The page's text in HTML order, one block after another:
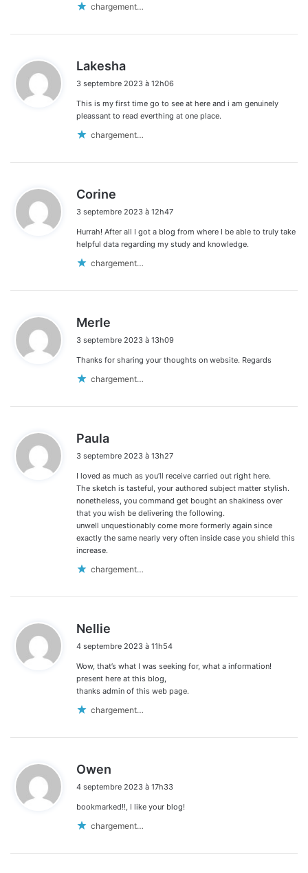
chargement…
Lakesha
t
:
3 septembre 2023 à 12h06
This is my first time go to see at here and i am genuinely
pleassant to read everthing at one place.
chargement…
Corine
t
:
3 septembre 2023 à 12h47
Hurrah! After all I got a blog from where I be able to truly take
helpful data regarding my study and knowledge.
chargement…
Merle
t
3 septembre 2023 à 13h09
Thanks for sharing your thoughts on website. Regards
chargement…
Paula
t
:
3 septembre 2023 à 13h27
I loved as much as you’ll receive carried out right here.
The sketch is tasteful, your authored subject matter stylish.
nonetheless, you command get bought an shakiness over
that you wish be delivering the following.
unwell unquestionably come more formerly again since
exactly the same nearly very often inside case you shield this
increase.
chargement…
Nellie
t
:
4 septembre 2023 à 11h54
Wow, that’s what I was seeking for, what a information!
present here at this blog,
thanks admin of this web page.
chargement…
Owen
t
4 septembre 2023 à 17h33
bookmarked!!, I like your blog!
chargement…